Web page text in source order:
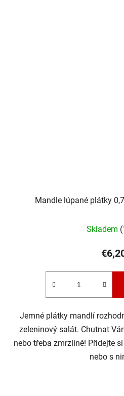
Mandle lúpané plátky
Skladem
Jemné plátky mandlí
zeleninový salát. Chutnat
nebo třeba zmrzlině! Přidejte
nebo s